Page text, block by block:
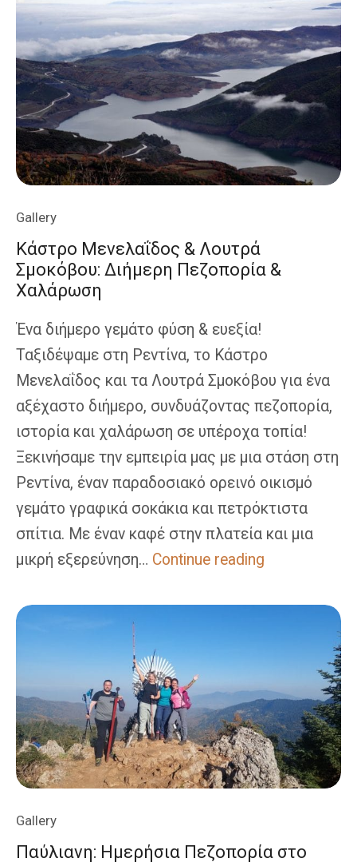
Στη
Φύση
Gallery
Κάστρο Μενελαΐδος & Λουτρά
Σμοκόβου: Διήμερη Πεζοπορία &
Χαλάρωση
Ένα διήμερο γεμάτο φύση & ευεξία!
Ταξιδέψαμε στη Ρεντίνα, το Κάστρο
Μενελαΐδος και τα Λουτρά Σμοκόβου για ένα
αξέχαστο διήμερο, συνδυάζοντας πεζοπορία,
ιστορία και χαλάρωση σε υπέροχα τοπία!
Ξεκινήσαμε την εμπειρία μας με μια στάση στη
Ρεντίνα, έναν παραδοσιακό ορεινό οικισμό
γεμάτο γραφικά σοκάκια και πετρόκτιστα
σπίτια. Με έναν καφέ στην πλατεία και μια
μικρή εξερεύνηση… Continue reading
&
Πεζοπορία
&
Χαλάρωση
Gallery
Παύλιανη: Ημερήσια Πεζοπορία στο